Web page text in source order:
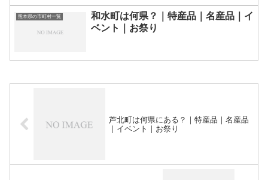
熊本県の市町村一覧
和水町は何県？｜特産品｜名産品｜イ
ベント｜お祭り
芦北町は何県にある？｜特産品｜名産品
｜イベント｜お祭り